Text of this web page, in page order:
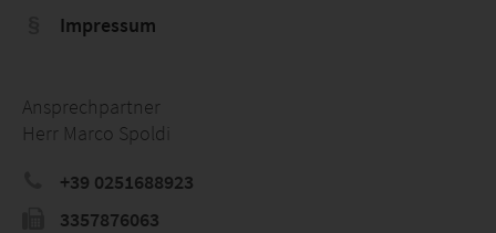
Impressum
Ansprechpartner
Herr Marco Spoldi
+39 0251688923
3357876063